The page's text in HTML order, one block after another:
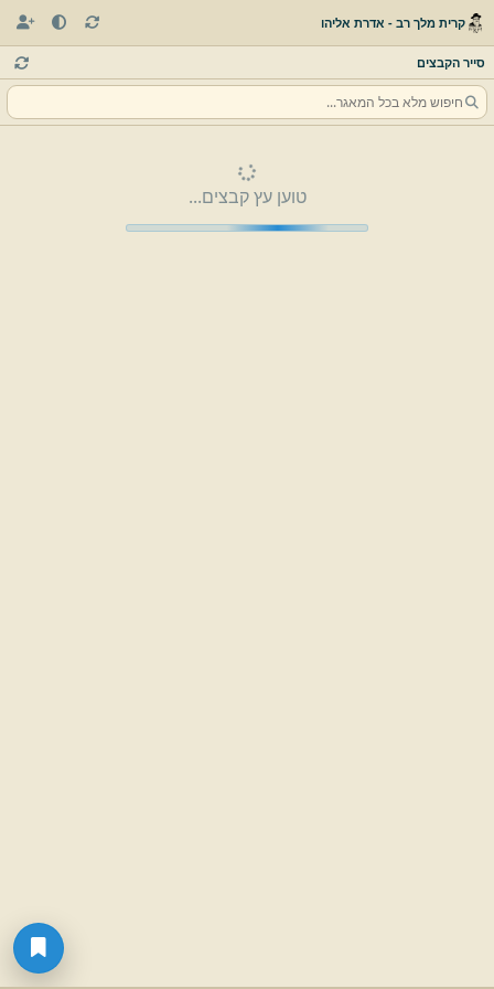
קרית מלך רב - אדרת אליהו
סייר הקבצים
טוען עץ קבצים...